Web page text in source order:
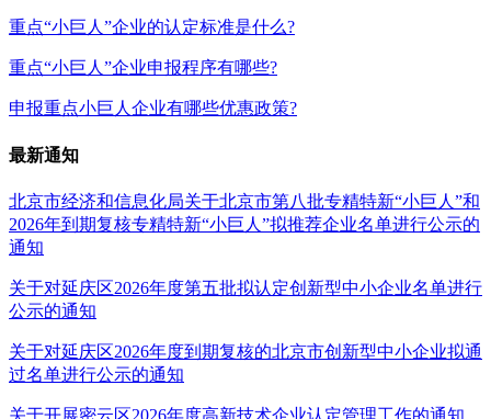
重点“小巨人”企业的认定标准是什么?
重点“小巨人”企业申报程序有哪些?
申报重点小巨人企业有哪些优惠政策?
最新通知
北京市经济和信息化局关于北京市第八批专精特新“小巨人”和
2026年到期复核专精特新“小巨人”拟推荐企业名单进行公示的
通知
关于对延庆区2026年度第五批拟认定创新型中小企业名单进行
公示的通知
关于对延庆区2026年度到期复核的北京市创新型中小企业拟通
过名单进行公示的通知
关于开展密云区2026年度高新技术企业认定管理工作的通知